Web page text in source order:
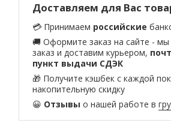
Доставляем для Вас
💳 Принимаем российские
🚚 Оформите заказ на сайте -
заказ и доставим курьером,
пункт выдачи СДЭК
🎁 Получите кэшбек с каждой
накопительную скидку
😀 Отзывы о нашей работе в